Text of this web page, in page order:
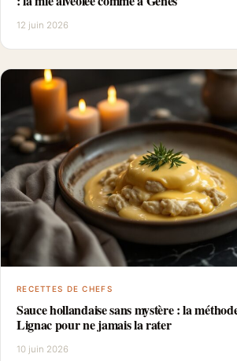
12 juin 2026
RECETTES DE CHEFS
Sauce hollandaise sans mystère : la
Lignac pour ne jamais la rater
10 juin 2026